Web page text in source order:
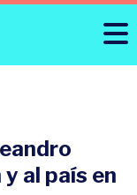
al país en